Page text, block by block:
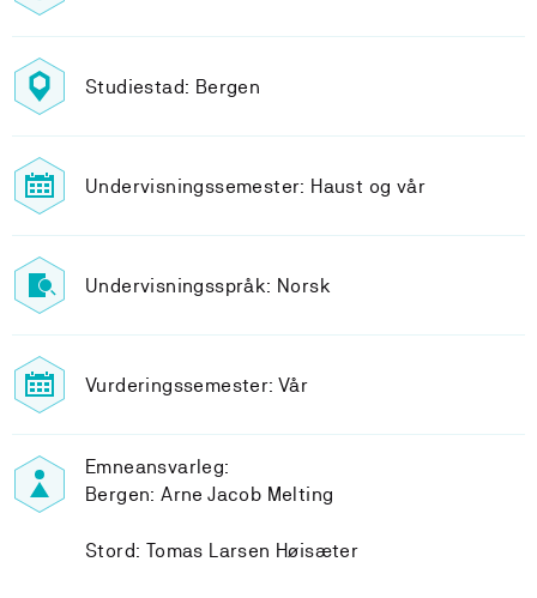
Studiestad: Bergen
Undervisningssemester: Haust og vår
Undervisningsspråk: Norsk
Vurderingssemester: Vår
Emneansvarleg:
Bergen: Arne Jacob Melting
Stord: Tomas Larsen Høisæter